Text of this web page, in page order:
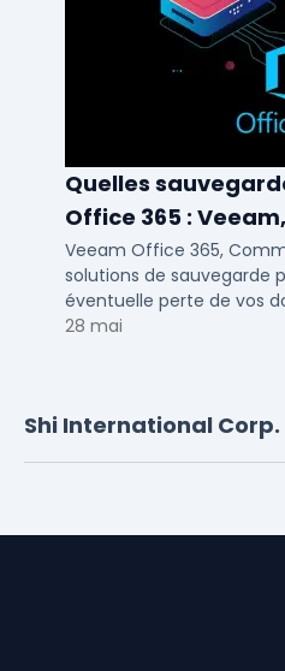
Quelles
Office 365 :
Netapp
Veeam Office 365,
solutions de sauvegarde
éventuelle perte de vos
Voici notre ...
28 mai
Shi International Corp.